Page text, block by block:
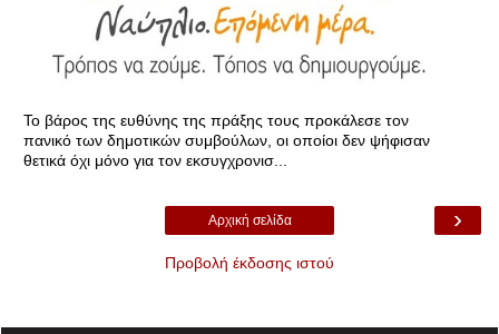
Το βάρος της ευθύνης της πράξης τους προκάλεσε τον
πανικό των δημοτικών συμβούλων, οι οποίοι δεν ψήφισαν
θετικά όχι μόνο για τον εκσυγχρονισ...
›
Αρχική σελίδα
Προβολή έκδοσης ιστού